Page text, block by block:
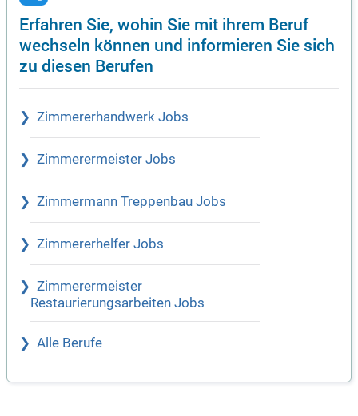
Erfahren Sie, wohin Sie mit ihrem Beruf
wechseln können und informieren Sie sich
zu diesen Berufen
Zimmererhandwerk Jobs
Zimmerermeister Jobs
Zimmermann Treppenbau Jobs
Zimmererhelfer Jobs
Zimmerermeister
Restaurierungsarbeiten Jobs
Alle Berufe